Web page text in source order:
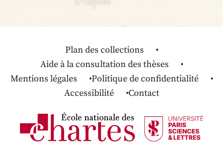
Plan des collections
Aide à la consultation des thèses
Mentions légales
Politique de confidentialité
Accessibilité
Contact